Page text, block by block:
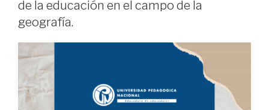
de la educación en el campo de la
geografía.